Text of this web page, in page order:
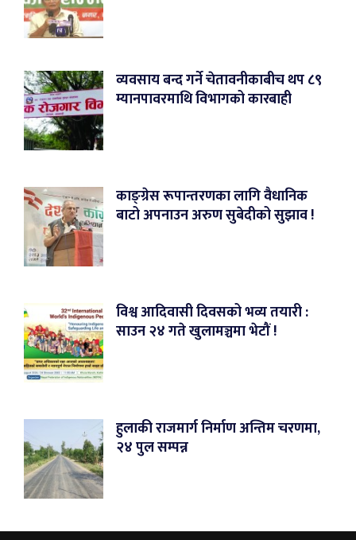
व्यवसाय बन्द गर्ने चेतावनीकाबीच थप ८९
म्यानपावरमाथि विभागको कारबाही
काङ्ग्रेस रूपान्तरणका लागि वैधानिक
बाटो अपनाउन अरुण सुबेदीको सुझाव !
विश्व आदिवासी दिवसको भव्य तयारी :
साउन २४ गते खुलामञ्चमा भेटौं !
हुलाकी राजमार्ग निर्माण अन्तिम चरणमा,
२४ पुल सम्पन्न